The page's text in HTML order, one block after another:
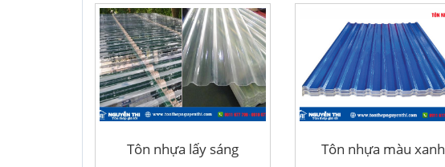
Tôn nhựa lấy sáng
Tôn nhựa màu xanh